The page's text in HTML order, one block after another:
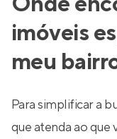
imóveis
meu
Para simplificar a
que atenda ao que